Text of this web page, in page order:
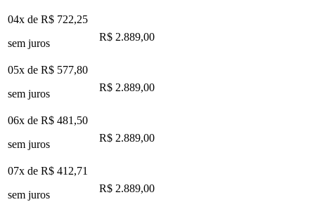
04x de R$ 722,25
sem juros
R$ 2.889,00
05x de R$ 577,80
sem juros
R$ 2.889,00
06x de R$ 481,50
sem juros
R$ 2.889,00
07x de R$ 412,71
sem juros
R$ 2.889,00